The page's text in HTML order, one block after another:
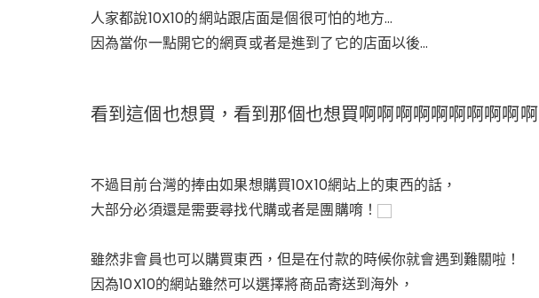
人家都說10X10的網站跟店面是個很可怕的地方…
因為當你一點開它的網頁或者是進到了它的店面以後…
看到這個也想買，看到那個也想買啊啊啊啊啊啊啊啊啊啊
不過目前台灣的捧由如果想購買10X10網站上的東西的話，
大部分必須還是需要尋找代購或者是團購唷！
雖然非會員也可以購買東西，但是在付款的時候你就會遇到難關啦！
因為10X10的網站雖然可以選擇將商品寄送到海外，